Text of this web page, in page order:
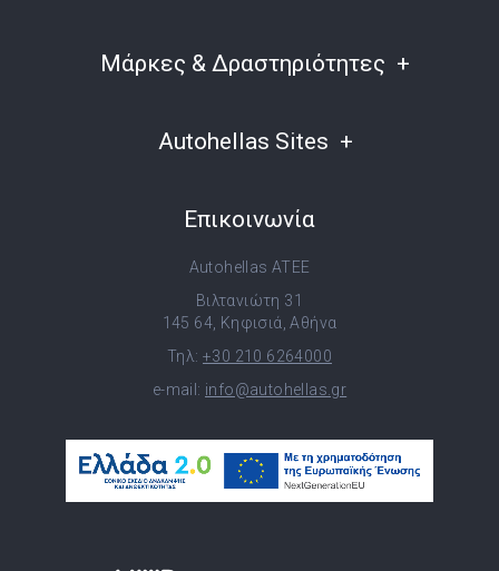
Μάρκες & Δραστηριότητες
Autohellas Sites
Επικοινωνία
Autohellas ATEE
Βιλτανιώτη 31
145 64, Κηφισιά, Αθήνα
Τηλ: +30 210 6264000
e-mail: info@autohellas.gr